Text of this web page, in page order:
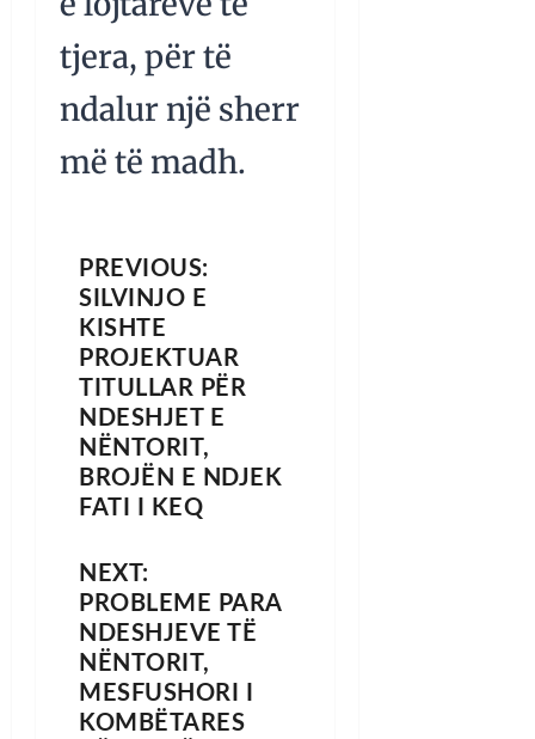
tjera, për të
ndalur një sherr
më të madh.
PREVIOUS:
SILVINJO E
KISHTE
PROJEKTUAR
TITULLAR PËR
NDESHJET E
NËNTORIT,
BROJËN E NDJEK
FATI I KEQ
NEXT:
PROBLEME PARA
NDESHJEVE TË
NËNTORIT,
MESFUSHORI I
KOMBËTARES